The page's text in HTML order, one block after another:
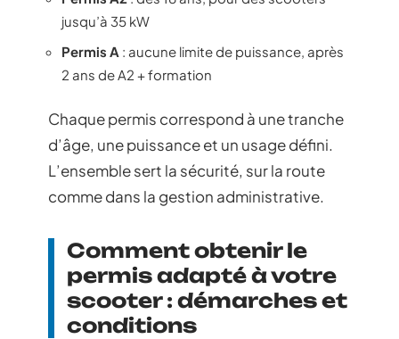
jusqu’à 35 kW
Permis A : aucune limite de puissance, après
2 ans de A2 + formation
Chaque permis correspond à une tranche
d’âge, une puissance et un usage défini.
L’ensemble sert la sécurité, sur la route
comme dans la gestion administrative.
Comment obtenir le
permis adapté à votre
scooter : démarches et
conditions